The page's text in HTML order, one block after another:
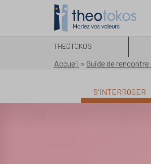
THEOTOKOS
Accueil » Guide de
S'INTERROGER